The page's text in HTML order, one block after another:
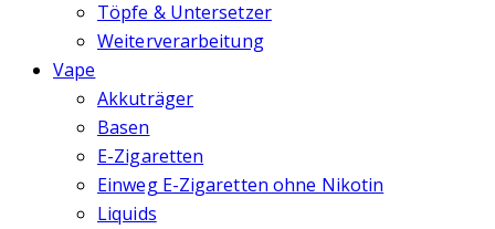
Töpfe & Untersetzer
Weiterverarbeitung
Vape
Akkuträger
Basen
E-Zigaretten
Einweg E-Zigaretten ohne Nikotin
Liquids